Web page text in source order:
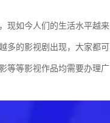
现如今人们的生活水平越来
多的影视剧出现，大家都可
等等影视作品均需要办理广